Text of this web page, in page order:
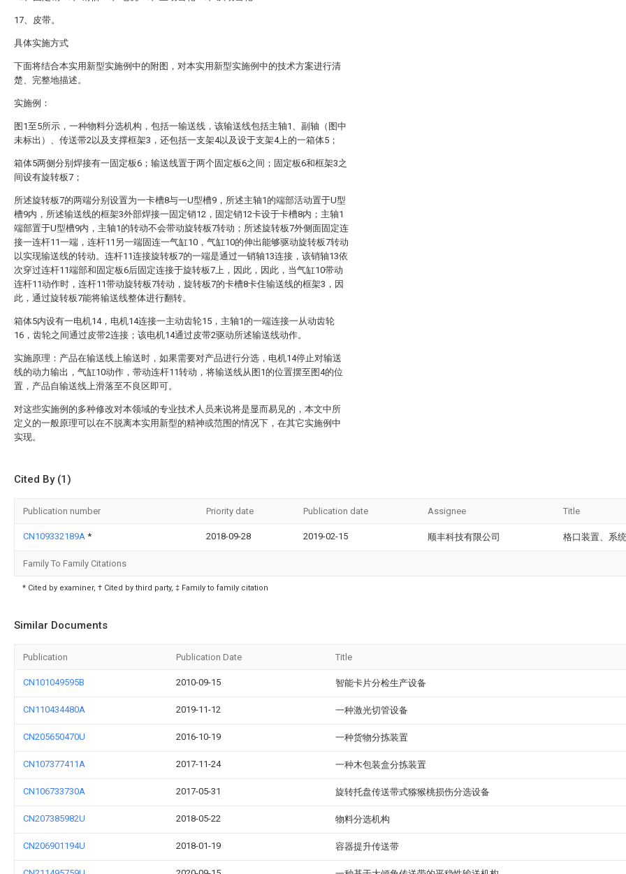
17、皮带。
具体实施方式
下面将结合本实用新型实施例中的附图，对本实用新型实施例中的技术方案进行清
楚、完整地描述。
实施例：
图1至5所示，一种物料分选机构，包括一输送线，该输送线包括主轴1、副轴（图中
未标出）、传送带2以及支撑框架3，还包括一支架4以及设于支架4上的一箱体5；
箱体5两侧分别焊接有一固定板6；输送线置于两个固定板6之间；固定板6和框架3之
间设有旋转板7；
所述旋转板7的两端分别设置为一卡槽8与一U型槽9，所述主轴1的端部活动置于U型
槽9内，所述输送线的框架3外部焊接一固定销12，固定销12卡设于卡槽8内；主轴1
端部置于U型槽9内，主轴1的转动不会带动旋转板7转动；所述旋转板7外侧面固定连
接一连杆11一端，连杆11另一端固连一气缸10，气缸10的伸出能够驱动旋转板7转动
以实现输送线的转动。连杆11连接旋转板7的一端是通过一销轴13连接，该销轴13依
次穿过连杆11端部和固定板6后固定连接于旋转板7上，因此，因此，当气缸10带动
连杆11动作时，连杆11带动旋转板7转动，旋转板7的卡槽8卡住输送线的框架3，因
此，通过旋转板7能将输送线整体进行翻转。
箱体5内设有一电机14，电机14连接一主动齿轮15，主轴1的一端连接一从动齿轮
16，齿轮之间通过皮带2连接；该电机14通过皮带2驱动所述输送线动作。
实施原理：产品在输送线上输送时，如果需要对产品进行分选，电机14停止对输送
线的动力输出，气缸10动作，带动连杆11转动，将输送线从图1的位置摆至图4的位
置，产品自输送线上滑落至不良区即可。
对这些实施例的多种修改对本领域的专业技术人员来说将是显而易见的，本文中所
定义的一般原理可以在不脱离本实用新型的精神或范围的情况下，在其它实施例中
实现。
Cited By (1)
Publication number Priority date Publication date Assignee Title
CN109332189A * 2018-09-28 2019-02-15 顺丰科技有限公司 格口装置、系
Family To Family Citations
* Cited by examiner, † Cited by third party, ‡ Family to family citation
Similar Documents
Publication Publication Date Title
CN101049595B 2010-09-15 智能卡片分检生产设备
CN110434480A 2019-11-12 一种激光切管设备
CN205650470U 2016-10-19 一种货物分拣装置
CN107377411A 2017-11-24 一种木包装盒分拣装置
CN106733730A 2017-05-31 旋转托盘传送带式猕猴桃损伤分选设备
CN207385982U 2018-05-22 物料分选机构
CN206901194U 2018-01-19 容器提升传送带